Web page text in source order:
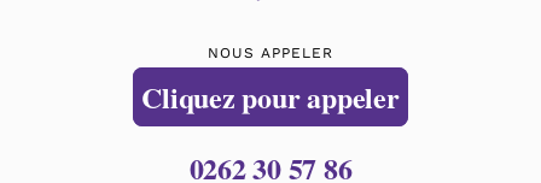
NOUS APPELER
Cliquez pour appeler
0262 30 57 86